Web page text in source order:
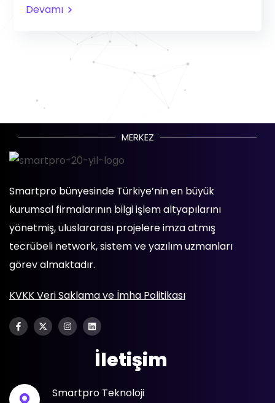
Devamı
MERKEZ
Smartpro bünyesinde Türkiye’nin en büyük
kurumsal firmalarının bilgi işlem altyapılarını
yönetmiş, uluslararası projelere imza atmış
tecrübeli network, sistem ve yazılım uzmanları
görev almaktadır.
KVKK Veri Saklama ve İmha Politikası
İletişim
Smartpro Teknoloji